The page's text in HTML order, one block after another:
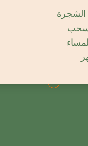
الشجرة